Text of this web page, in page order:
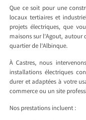
Que ce soit pour une
locaux tertiaires et
projets électriques, que
maisons sur l’Agout, autour
quartier de l’Albinque.
À Castres, nous
installations électriques
durer et adaptées à votre
commerce ou un site
Nos prestations incluent :